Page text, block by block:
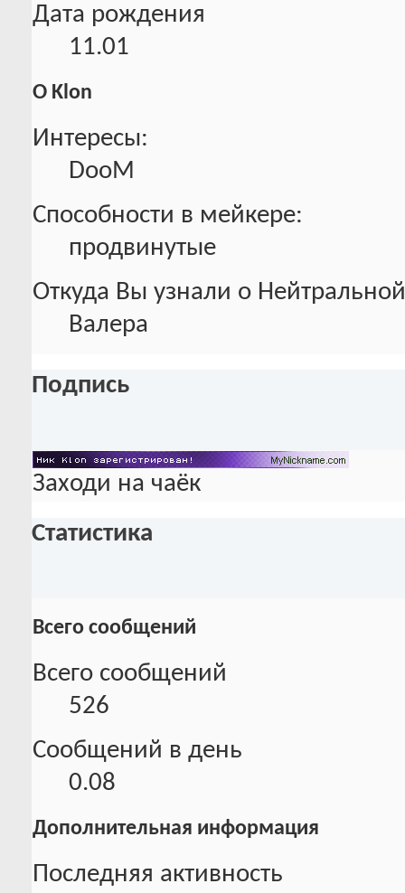
Дата рождения
11.01
О Klon
Интересы:
DooM
Способности в мейкере:
продвинутые
Откуда Вы узнали о
Валера
Подпись
Заходи на чаёк
Статистика
Всего сообщений
Всего сообщений
526
Сообщений в день
0.08
Дополнительная информация
Последняя активность